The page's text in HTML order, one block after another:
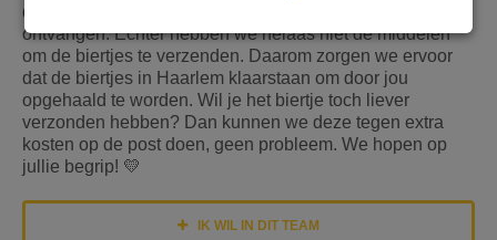
door de vele enthousiaste donaties die we hebben
ontvangen. Echter hebben we helaas niet de middelen
om de biertjes te verzenden. Daarom zorgen we ervoor
dat de biertjes in Haarlem klaarstaan om door jou
opgehaald te worden. Wil je het biertje toch liever
verzonden hebben? Dan kunnen we deze tegen extra
kosten op de post doen, geen probleem. We hopen op
jullie begrip! 💛
IK WIL IN DIT TEAM